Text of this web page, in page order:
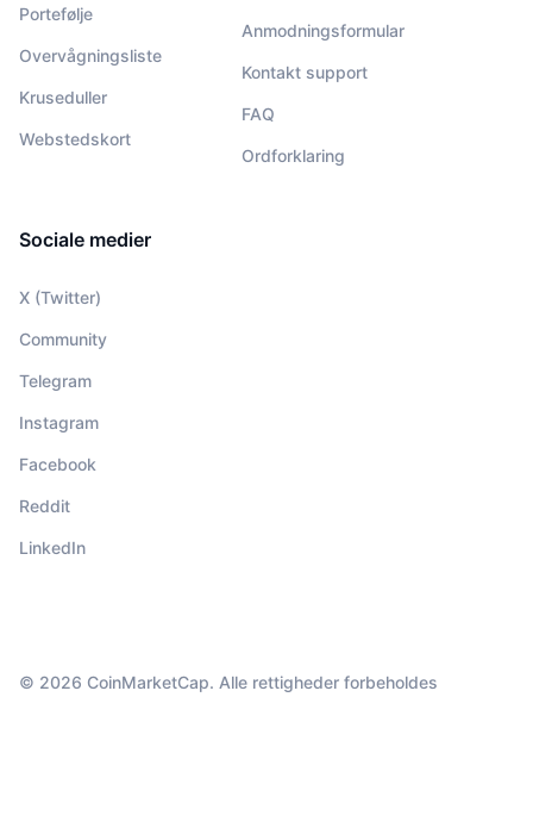
Portefølje
Overvågningsliste
Kruseduller
Webstedskort
Anmodningsformular
Kontakt support
FAQ
Ordforklaring
Sociale medier
X (Twitter)
Community
Telegram
Instagram
Facebook
Reddit
LinkedIn
© 2026 CoinMarketCap. Alle rettigheder forbeholdes